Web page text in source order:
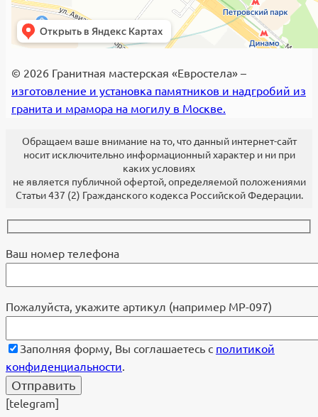
© 2026 Гранитная мастерская «Евростела» –
изготовление и установка памятников и надгробий из
гранита и мрамора на могилу в Москве.
Обращаем ваше внимание на то, что данный интернет-сайт
носит исключительно информационный характер и ни при
каких условиях
не является публичной офертой, определяемой положениями
Статьи 437 (2) Гражданского кодекса Российской Федерации.
Ваш номер телефона
Пожалуйста, укажите артикул (например МР-097)
Заполняя форму, Вы соглашаетесь с политикой
конфиденциальности.
[telegram]